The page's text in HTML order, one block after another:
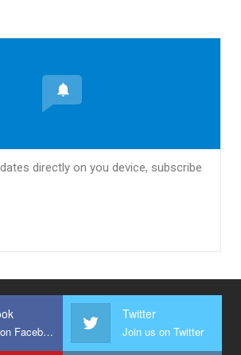
directly on you device, subscribe
Join us on Facebook
Twitter
Join us on Twitter